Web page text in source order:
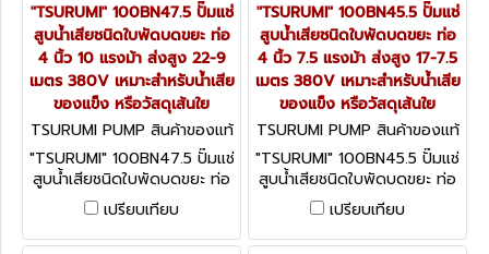
"TSURUMI" 100BN47.5 ปั๊มแช่
สูบน้ำเสียชนิดใบพัดบดขยะ ท่อ
4 นิ้ว 10 แรงม้า ส่งสูง 22-9
เมตร 380V เหมาะสำหรับน้ำเสีย
ของแข็ง หรือวัสดุเส้นใย
TSURUMI PUMP สินค้าของแท้
จากโรงงานผู้ผลิต 100BN47.5
"TSURUMI" 100BN47.5 ปั๊มแช่
สูบน้ำเสียชนิดใบพัดบดขยะ ท่อ
4 นิ้ว 10 แรงม้า ส่งสูง 22-9
เมตร 380V เหมาะสำหรับน้ำเสีย
ของแข็ง หรือวัสดุเส้นใย
เปรียบเทียบ
"TSURUMI" 100BN45.5 ปั๊มแช่
สูบน้ำเสียชนิดใบพัดบดขยะ ท่อ
4 นิ้ว 7.5 แรงม้า ส่งสูง 17-7.5
เมตร 380V เหมาะสำหรับน้ำเสีย
ของแข็ง หรือวัสดุเส้นใย
TSURUMI PUMP สินค้าของแท้
จากโรงงานผู้ผลิต 100BN45.5
"TSURUMI" 100BN45.5 ปั๊มแช่
สูบน้ำเสียชนิดใบพัดบดขยะ ท่อ
4 นิ้ว 7.5 แรงม้า ส่งสูง 17-7.5
เมตร 380V เหมาะสำหรับน้ำเสีย
ของแข็ง หรือวัสดุเส้นใย
เปรียบเทียบ